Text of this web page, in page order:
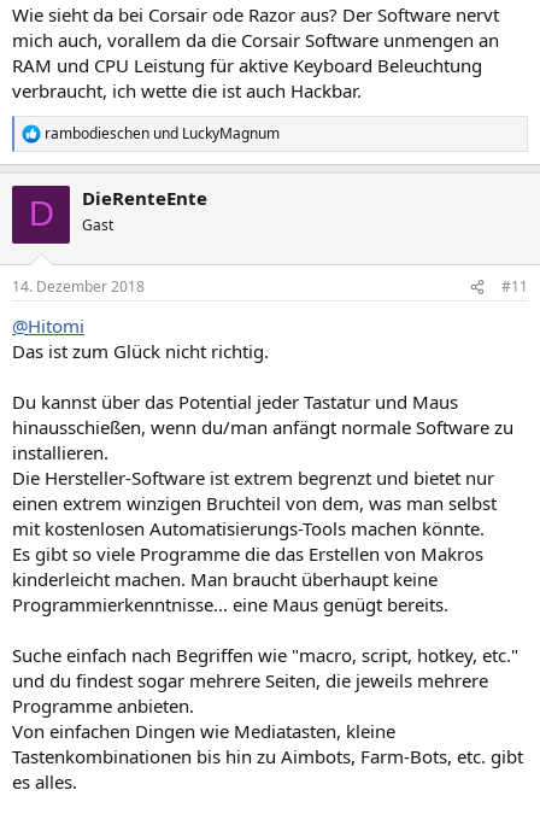
:
Wie sieht da bei Corsair ode Razor aus? Der Software nervt
mich auch, vorallem da die Corsair Software unmengen an
RAM und CPU Leistung für aktive Keyboard Beleuchtung
verbraucht, ich wette die ist auch Hackbar.
R
e
e
:
rambodieschen und LuckyMagnum
D DieRenteEnte
Gast
14. Dezember 2018 #11
@Hitomi
Das ist zum Glück nicht richtig.
Du kannst über das Potential jeder Tastatur und Maus
hinausschießen, wenn du/man anfängt normale Software zu
installieren.
Die Hersteller-Software ist extrem begrenzt und bietet nur
einen extrem winzigen Bruchteil von dem, was man selbst
mit kostenlosen Automatisierungs-Tools machen könnte.
Es gibt so viele Programme die das Erstellen von Makros
kinderleicht machen. Man braucht überhaupt keine
Programmierkenntnisse... eine Maus genügt bereits.
Suche einfach nach Begriffen wie "macro, script, hotkey, etc."
und du findest sogar mehrere Seiten, die jeweils mehrere
Programme anbieten.
Von einfachen Dingen wie Mediatasten, kleine
Tastenkombinationen bis hin zu Aimbots, Farm-Bots, etc. gibt
es alles.